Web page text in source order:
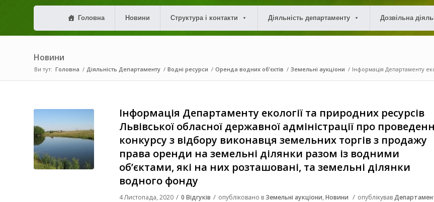
Головна Новини Структура і контакти Діяльність департаменту Дозвільна
Новини
Ви тут: Головна / Діяльність Департаменту / Водні ресурси / Оренда водних об’єктів / Земельні аукціони / Інформація Департаменту
Інформація Департаменту екології та природних ресурсів
Львівської обласної державної адміністрації про
конкурсу з відбору виконавця земельних торгів з продажу
права оренди на земельні ділянки разом із водними
об’єктами, які на них розташовані, та земельні ділянки
водного фонду
4 Листопада, 2020 / 0 Відгуків / опубліковано вЗемельні аукціони, Новини / опублікував